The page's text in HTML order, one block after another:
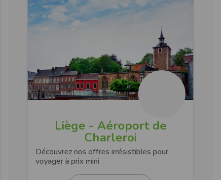
Liège - Aéroport de
Charleroi
Découvrez nos offres irrésistibles pour
voyager à prix mini